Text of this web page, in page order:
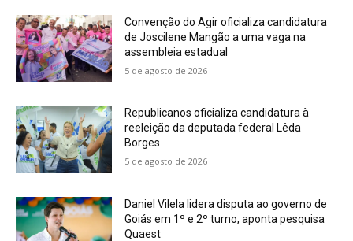
Convenção do Agir oficializa candidatura
de Joscilene Mangão a uma vaga na
assembleia estadual
5 de agosto de 2026
Republicanos oficializa candidatura à
reeleição da deputada federal Lêda
Borges
5 de agosto de 2026
Daniel Vilela lidera disputa ao governo de
Goiás em 1º e 2º turno, aponta pesquisa
Quaest